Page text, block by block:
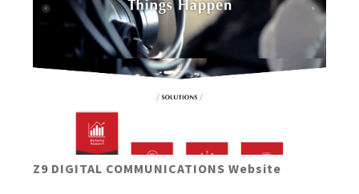
Z9 DIGITAL COMMUNICATIONS Website